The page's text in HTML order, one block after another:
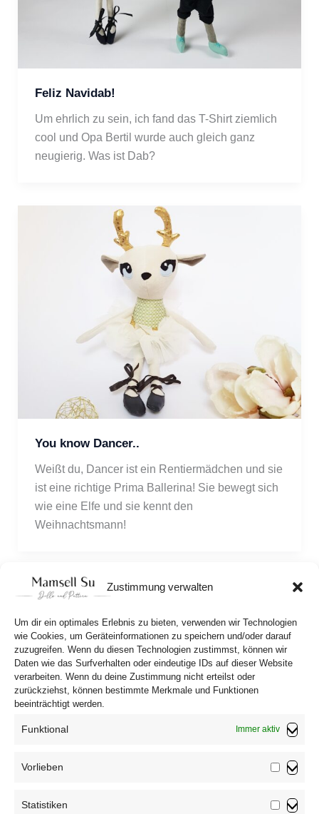
Zustimmung verwalten
Um dir ein optimales Erlebnis zu bieten, verwenden wir Technologien
wie Cookies, um Geräteinformationen zu speichern und/oder darauf
zuzugreifen. Wenn du diesen Technologien zustimmst, können wir
Daten wie das Surfverhalten oder eindeutige IDs auf dieser Website
verarbeiten. Wenn du deine Zustimmung nicht erteilst oder
zurückziehst, können bestimmte Merkmale und Funktionen
beeinträchtigt werden.
Funktional Immer aktiv
Vorlieben
Statistiken
Feliz Navidab!
Um ehrlich zu sein, ich fand das T-Shirt ziemlich
cool und Opa Bertil wurde auch gleich ganz
neugierig. Was ist Dab?
You know Dancer..
Weißt du, Dancer ist ein Rentiermädchen und sie
ist eine richtige Prima Ballerina! Sie bewegt sich
wie eine Elfe und sie kennt den
Weihnachtsmann!